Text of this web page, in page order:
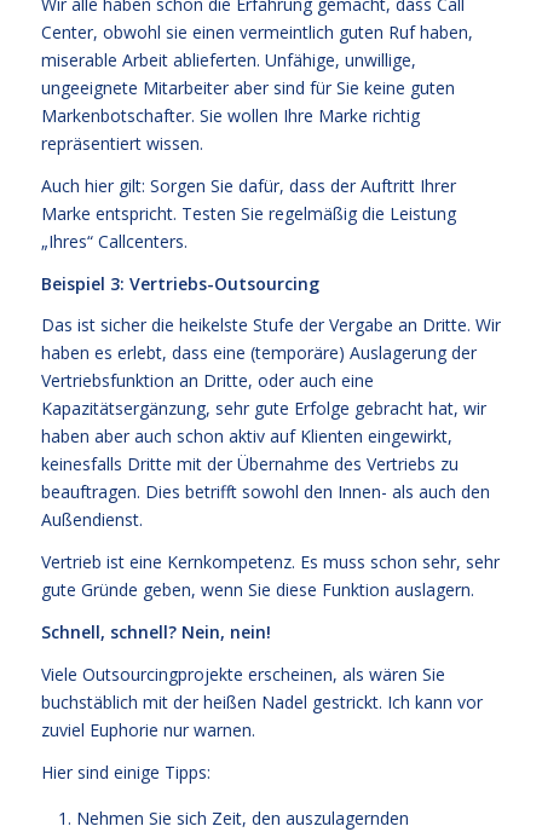
Center, obwohl sie einen vermeintlich guten Ruf haben,
miserable Arbeit ablieferten. Unfähige, unwillige,
ungeeignete Mitarbeiter aber sind für Sie keine guten
Markenbotschafter. Sie wollen Ihre Marke richtig
repräsentiert wissen.
Auch hier gilt: Sorgen Sie dafür, dass der Auftritt Ihrer
Marke entspricht. Testen Sie regelmäßig die Leistung
„Ihres“ Callcenters.
Beispiel 3: Vertriebs-Outsourcing
Das ist sicher die heikelste Stufe der Vergabe an Dritte. Wir
haben es erlebt, dass eine (temporäre) Auslagerung der
Vertriebsfunktion an Dritte, oder auch eine
Kapazitätsergänzung, sehr gute Erfolge gebracht hat, wir
haben aber auch schon aktiv auf Klienten eingewirkt,
keinesfalls Dritte mit der Übernahme des Vertriebs zu
beauftragen. Dies betrifft sowohl den Innen- als auch den
Außendienst.
Vertrieb ist eine Kernkompetenz. Es muss schon sehr, sehr
gute Gründe geben, wenn Sie diese Funktion auslagern.
Schnell, schnell? Nein, nein!
Viele Outsourcingprojekte erscheinen, als wären Sie
buchstäblich mit der heißen Nadel gestrickt. Ich kann vor
zuviel Euphorie nur warnen.
Hier sind einige Tipps:
Nehmen Sie sich Zeit, den auszulagernden